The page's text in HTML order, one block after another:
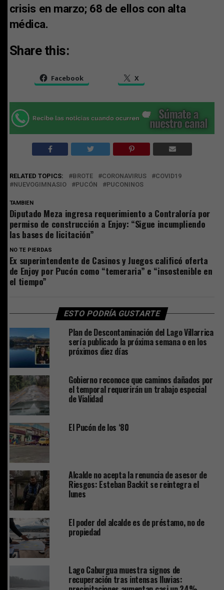
crisis en marzo; 68 de ellos con alta
médica.
Share this:
Facebook X
RELATED TOPICS: BROTE CORONAVIRUS
COVID19
NUEVOGIMNASIO
PUCÓN PUCONINOS
TAMBIEN
Diputado Meza ingresa requerimiento a Contraloría por
permiso de construcción a Enjoy: “Sigue incumpliendo
las bases de licitación”
NO TE PIERDAS
Ex superintendente de Casinos y Juegos calificó oferta
de Enjoy por Pucón como “temeraria” e “insostenible en
el tiempo”
ESTO PODRÍA GUSTARTE
Plan de Descontaminación del Lago Villarrica
sería publicado la próxima semana o en los
próximos diez días
Gobierno reconoce que caminos dañados por
el temporal requerirán un trabajo especial
de Vialidad
El Pucón de los ‘80
Alcalde no acepta la renuncia de asesor de
Riesgos: Esteban Backit se reintegra el
lunes
El poder del alcalde es de préstamo, no de
propiedad
Lago Caburgua muestra signos de
recuperación tras intensas lluvias: